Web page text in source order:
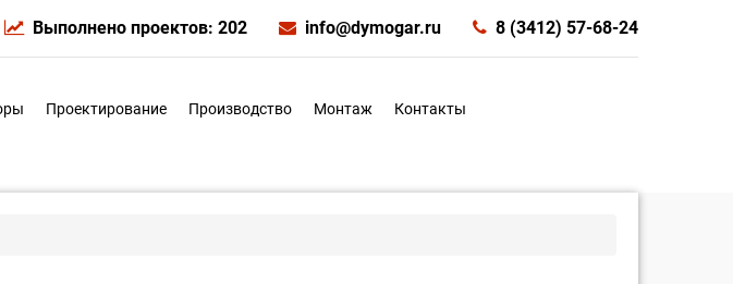
Выполнено проектов: 202 info@dymogar.ru 8 (3412) 57-68-24
Проектирование Производство Монтаж Контакты